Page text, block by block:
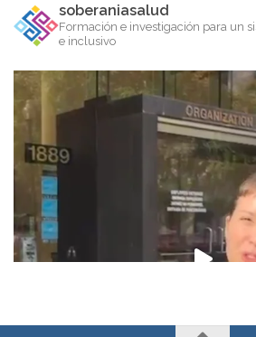
soberaniasalud
Formación e investigación para un
e inclusivo